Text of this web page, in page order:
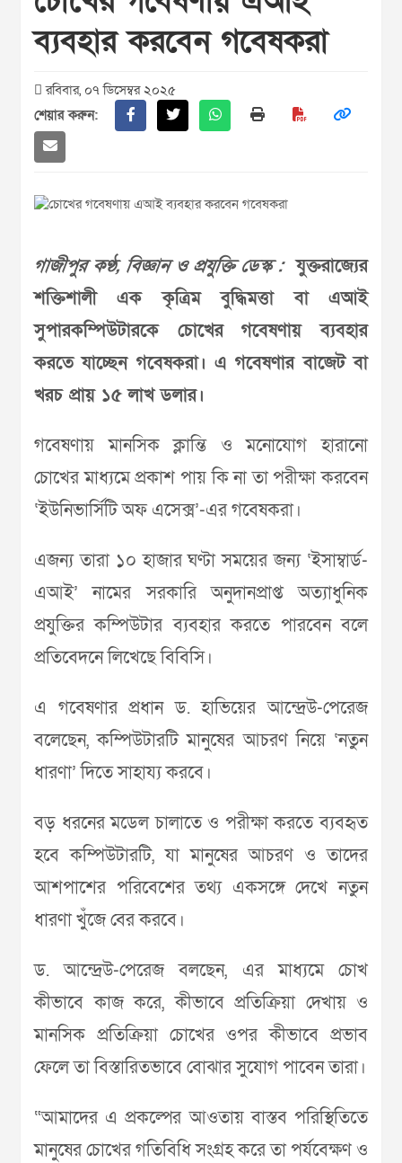
ব্যবহার করবেন গবেষকরা
রবিবার, ০৭ ডিসেম্বর ২০২৫
শেয়ার করুন:
গাজীপুর কণ্ঠ, বিজ্ঞান ও প্রযুক্তি ডেস্ক :যুক্তরাজ্যের
শক্তিশালী এক কৃত্রিম বুদ্ধিমত্তা বা এআই
সুপারকম্পিউটারকে চোখের গবেষণায় ব্যবহার
করতে যাচ্ছেন গবেষকরা। এ গবেষণার বাজেট বা
খরচ প্রায় ১৫ লাখ ডলার।
গবেষণায় মানসিক ক্লান্তি ও মনোযোগ হারানো
চোখের মাধ্যমে প্রকাশ পায় কি না তা পরীক্ষা করবেন
‘ইউনিভার্সিটি অফ এসেক্স’-এর গবেষকরা।
এজন্য তারা ১০ হাজার ঘণ্টা সময়ের জন্য ‘ইসাম্বার্ড-
এআই’ নামের সরকারি অনুদানপ্রাপ্ত অত্যাধুনিক
প্রযুক্তির কম্পিউটার ব্যবহার করতে পারবেন বলে
প্রতিবেদনে লিখেছে বিবিসি।
এ গবেষণার প্রধান ড. হাভিয়ের আন্দ্রেউ-পেরেজ
বলেছেন, কম্পিউটারটি মানুষের আচরণ নিয়ে ‘নতুন
ধারণা’ দিতে সাহায্য করবে।
বড় ধরনের মডেল চালাতে ও পরীক্ষা করতে ব্যবহৃত
হবে কম্পিউটারটি, যা মানুষের আচরণ ও তাদের
আশপাশের পরিবেশের তথ্য একসঙ্গে দেখে নতুন
ধারণা খুঁজে বের করবে।
ড. আন্দ্রেউ-পেরেজ বলছেন, এর মাধ্যমে চোখ
কীভাবে কাজ করে, কীভাবে প্রতিক্রিয়া দেখায় ও
মানসিক প্রতিক্রিয়া চোখের ওপর কীভাবে প্রভাব
ফেলে তা বিস্তারিতভাবে বোঝার সুযোগ পাবেন তারা।
“আমাদের এ প্রকল্পের আওতায় বাস্তব পরিস্থিতিতে
মানুষের চোখের গতিবিধি সংগ্রহ করে তা পর্যবেক্ষণ ও